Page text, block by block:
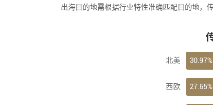
出海目的地需根据行业特性准确匹配目的地，
北美 30.97%
西欧 27.65%